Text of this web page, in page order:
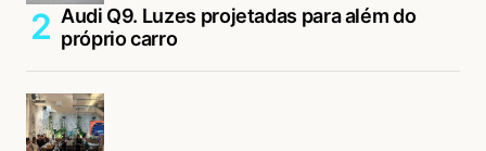
Audi Q9. Luzes projetadas para além do
próprio carro